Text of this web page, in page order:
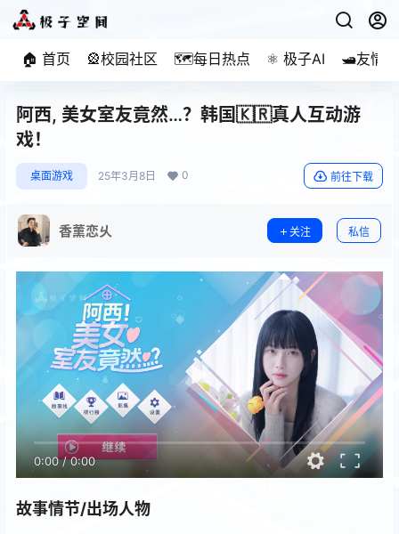
🏠 首页 🎡校园社区 🗺️每日热点 ⚛️ 极子AI 🛥️友情
阿西, 美女室友竟然…？韩国🇰🇷真人互动游
戏！
桌面游戏 25年3月8日 0 前往下载
香薰恋乆 关注 私信
0:00/0:00
故事情节/出场人物